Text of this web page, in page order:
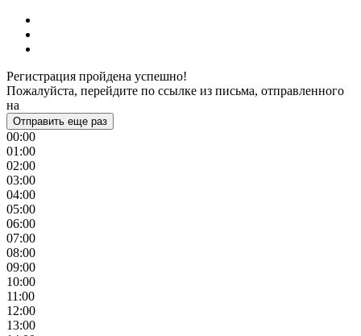
Регистрация пройдена успешно!
Пожалуйста, перейдите по ссылке из письма, отправленного
на
Отправить еще раз
00:00
01:00
02:00
03:00
04:00
05:00
06:00
07:00
08:00
09:00
10:00
11:00
12:00
13:00